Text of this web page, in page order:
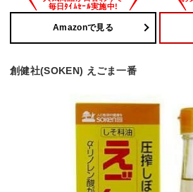
Amazonで見る
創健社(SOKEN) えごま一番